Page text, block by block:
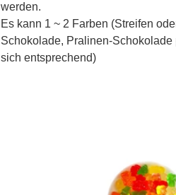
werden.
Es kann 1 ~ 2 Farben (Streifen
Schokolade, Pralinen-
sich entsprechend)